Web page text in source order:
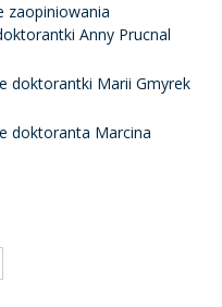
zaopiniowania
Anny Prucnal
doktorantki Marii Gmyrek
doktoranta Marcina